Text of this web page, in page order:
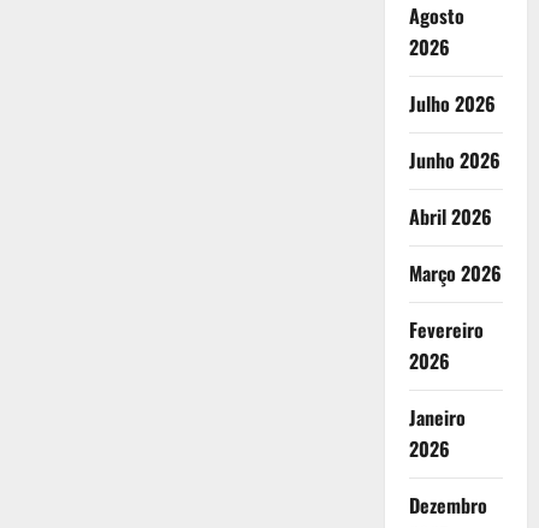
Agosto
2026
Julho 2026
Junho 2026
Abril 2026
Março 2026
Fevereiro
2026
Janeiro
2026
Dezembro